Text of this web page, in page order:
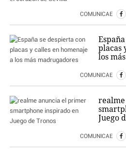
COMUNICAE
placas
los
COMUNICAE
Juego
COMUNICAE